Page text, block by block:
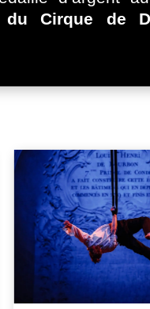
du Cirque de